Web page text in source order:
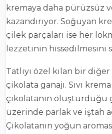
kremaya daha pürüzsüz
kazandırıyor. Soğuyan
çilek parçaları ise her
lezzetinin hissedilmesini
Tatlıyı özel kılan bir
çikolata ganajı. Sıvı
çikolatanın oluşturduğu
üzerinde parlak ve iştah
Çikolatanın yoğun